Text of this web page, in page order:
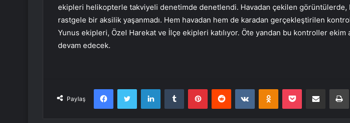
ekipleri helikopterle takviyeli denetimde denetlendi. Havadan çekilen görüntülerde,
rastgele bir aksilik yaşanmadı. Hem havadan hem de karadan gerçekleştirilen
Yunus ekipleri, Özel Harekat ve İlçe ekipleri katılıyor. Öte yandan bu kontroller ekim
devam edecek.
Paylaş
FacebookTwitter LinkedInTumblr PinterestReddit VKontakteOdnoklassniki
Pocket E-Posta ile paylaş